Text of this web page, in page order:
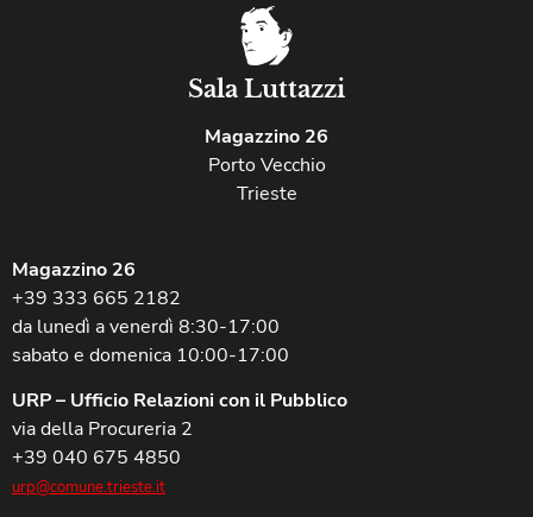
Sala Luttazzi
Magazzino 26
Porto Vecchio
Trieste
Magazzino 26
+39 333 665 2182
da lunedì a venerdì 8:30-17:00
sabato e domenica 10:00-17:00
URP – Ufficio Relazioni con il Pubblico
via della Procureria 2
+39 040 675 4850
urp@comune.trieste.it